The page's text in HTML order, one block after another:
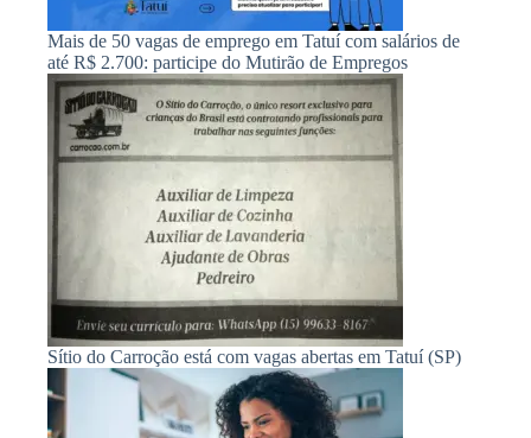
Mais de 50 vagas de emprego em Tatuí com salários de
até R$ 2.700: participe do Mutirão de Empregos
Sítio do Carroção está com vagas abertas em Tatuí (SP)